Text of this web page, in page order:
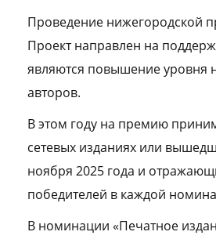
Проведение нижегородской
Проект направлен на
являются повышение уровня
авторов.
В этом году на премию
сетевых изданиях или
ноября 2025 года и
победителей в каждой
В номинации «Печатное